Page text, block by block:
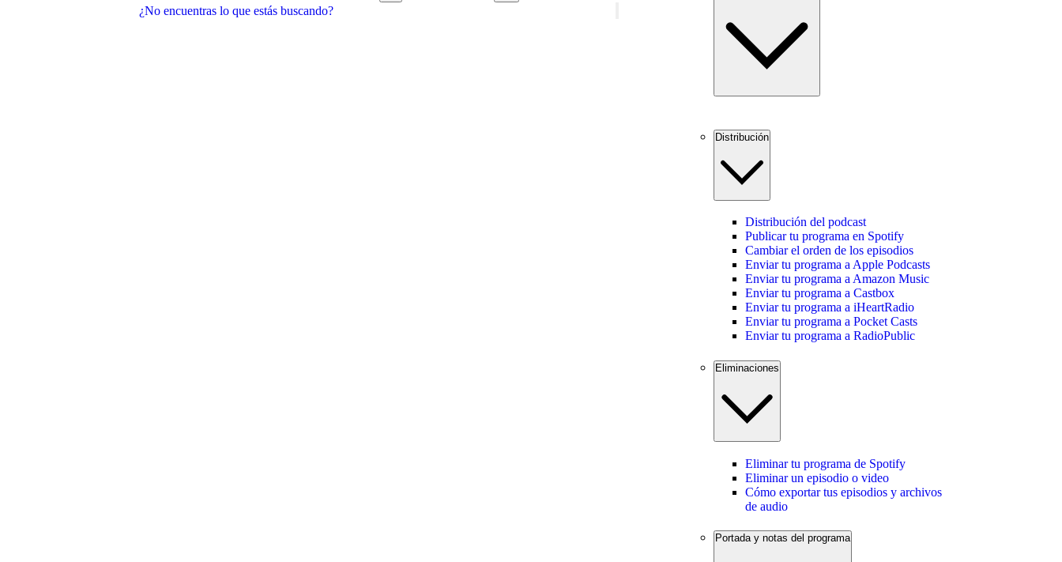
¿No encuentras lo que estás buscando?
Distribución
Distribución del podcast
Publicar tu programa en Spotify
Cambiar el orden de los episodios
Enviar tu programa a Apple Podcasts
Enviar tu programa a Amazon Music
Enviar tu programa a Castbox
Enviar tu programa a iHeartRadio
Enviar tu programa a Pocket Casts
Enviar tu programa a RadioPublic
Eliminaciones
Eliminar tu programa de Spotify
Eliminar un episodio o video
Cómo exportar tus episodios y archivos
de audio
Portada y notas del programa